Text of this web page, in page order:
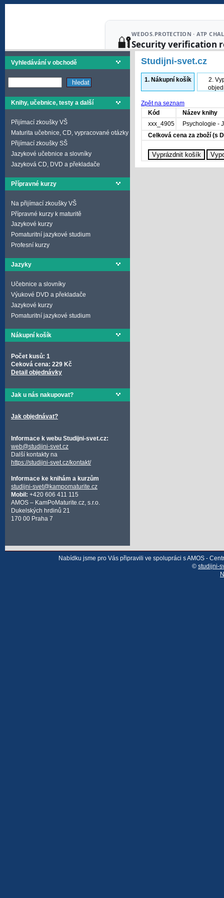
Vyhledávání v obchodě
Knihy, učebnice, testy a další
Přijímací zkoušky VŠ
Maturita učebnice, CD, vypracované otázky
Přijímací zkoušky SŠ
Jazykové učebnice a slovníky
Jazyková CD, DVD a překladače
Přípravné kurzy
Na přijímací zkoušky VŠ
Přípravné kurzy k maturitě
Jazykové kurzy
Pomaturitní jazykové studium
Profesní kurzy
Jazyky
Učebnice a slovníky
Výukové DVD a překladače
Jazykové kurzy
Pomaturitní jazykové studium
Nákupní košík
Počet kusů: 1
Ceková cena: 229 Kč
Detail objednávky
Jak u nás nakupovat?
Jak objednávat?
Informace k webu Studijni-svet.cz:
web@studijni-svet.cz
Další kontakty na
https://studijni-svet.cz/kontakt/
Informace ke knihám a kurzům
studijni-svet@kampomaturite.cz
Mobil: +420 606 411 115
AMOS – KamPoMaturite.cz, s.r.o.
Dukelských hrdinů 21
170 00 Praha 7
Studijni-svet.cz
1.Nákupní košík 2.
Zpět na seznam
Kód
Název knihy
xxx_4905
Psychologie -
Celková cena za zboží (s
Nabídku jsme pro Vás připravili ve spolupráci s AMOS -
© studijni-